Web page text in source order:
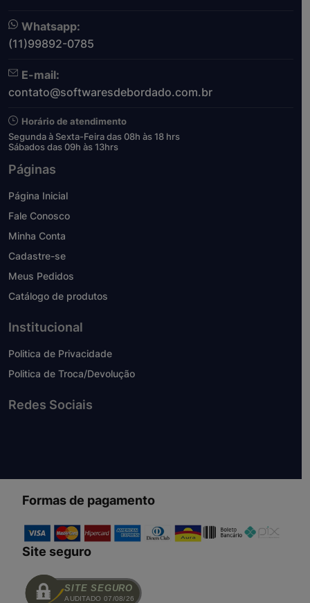
Whatsapp:
(11)99892-0785
E-mail:
contato@softwaresdebordado.com.br
Horário de atendimento
Segunda à Sexta-Feira das 08h às 18 hrs
Sábados das 09h às 13hrs
Páginas
Página Inicial
Fale Conosco
Minha Conta
Cadastre-se
Meus Pedidos
Catálogo de produtos
Institucional
Politica de Privacidade
Politica de Troca/Devolução
Redes Sociais
Formas de pagamento
Site seguro
SITE SEGURO
AUDITADO 07/08/26